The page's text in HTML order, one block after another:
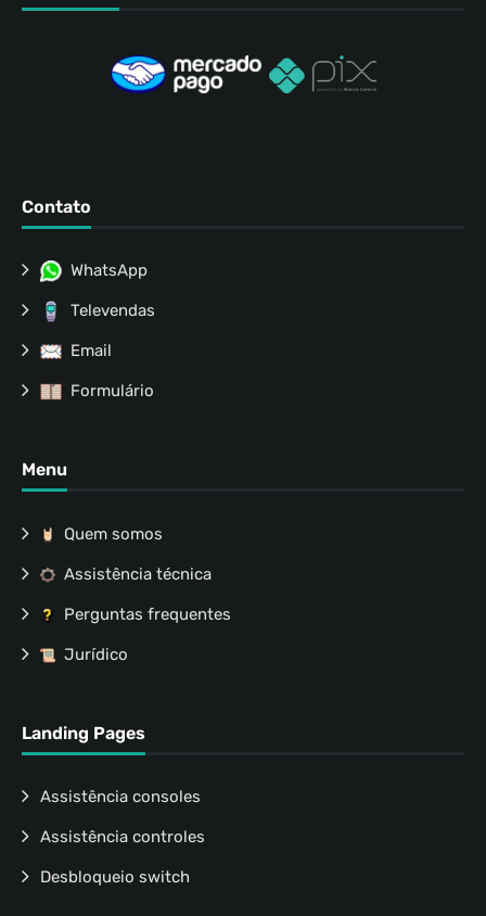
Contato
WhatsApp
Televendas
Email
Formulário
Menu
Quem somos
Assistência técnica
Perguntas frequentes
Jurídico
Landing Pages
Assistência consoles
Assistência controles
Desbloqueio switch